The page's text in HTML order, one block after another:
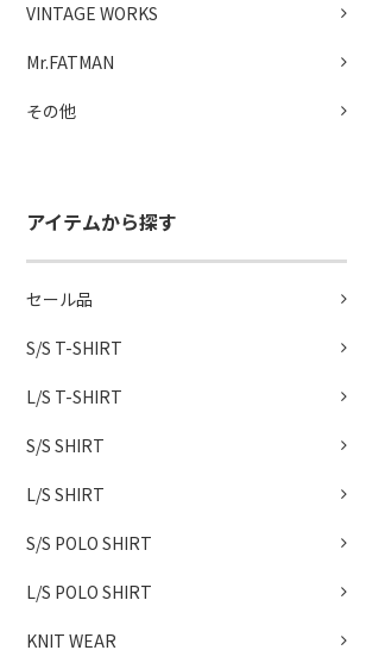
VINTAGE WORKS
Mr.FATMAN
その他
アイテムから探す
セール品
S/S T-SHIRT
L/S T-SHIRT
S/S SHIRT
L/S SHIRT
S/S POLO SHIRT
L/S POLO SHIRT
KNIT WEAR